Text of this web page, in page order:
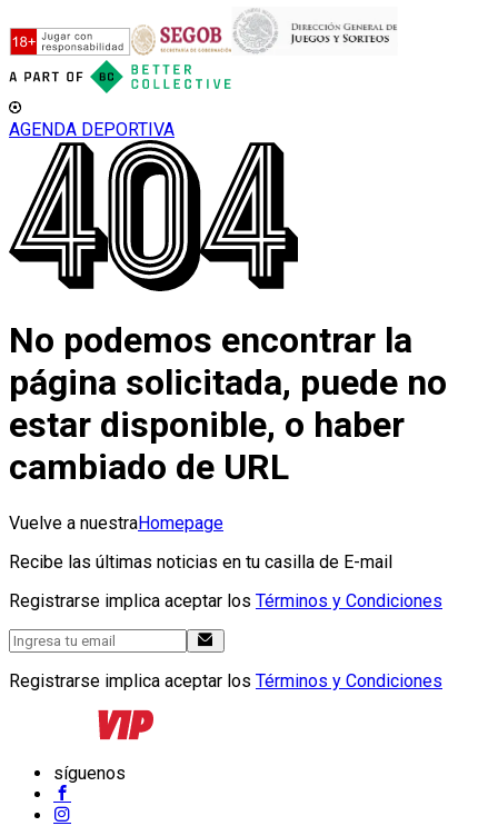
AGENDA DEPORTIVA
No podemos encontrar la
página solicitada, puede no
estar disponible, o haber
cambiado de URL
Vuelve a nuestraHomepage
Recibe las últimas noticias en tu casilla de E-mail
Registrarse implica aceptar los Términos y Condiciones
Registrarse implica aceptar los Términos y Condiciones
síguenos